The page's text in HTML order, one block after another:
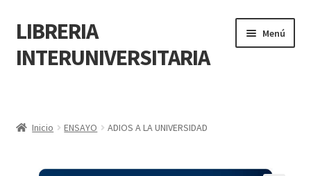
LIBRERIA
INTERUNIVERSITARIA
Menú
Carrito
Inicio ENSAYO ADIOS A LA UNIVERSIDAD